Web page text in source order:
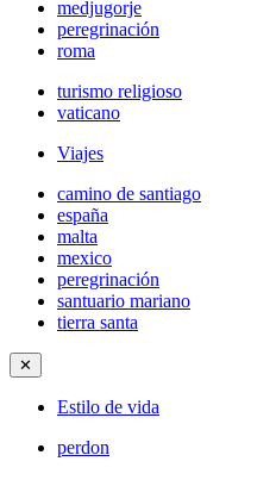
medjugorje
peregrinación
roma
turismo religioso
vaticano
Viajes
camino de santiago
españa
malta
mexico
peregrinación
santuario mariano
tierra santa
✕
Estilo de vida
perdon